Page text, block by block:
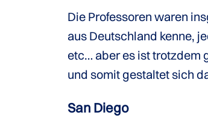
Die Professoren waren
aus Deutschland kenne,
etc… aber es ist trotzdem
und somit gestaltet sich
San Diego